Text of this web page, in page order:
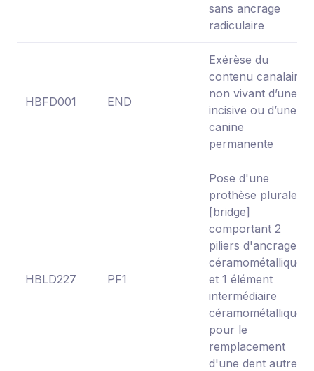
sans ancrage
radiculaire
HBFD001 END
Exérèse du
contenu canalaire
non vivant d’une
incisive ou d’une
canine
permanente
HBLD227 PF1
Pose d'une
prothèse plurale
[bridge]
comportant 2
piliers d'ancrage
céramométalliques
et 1 élément
intermédiaire
céramométallique
pour le
remplacement
d'une dent autre